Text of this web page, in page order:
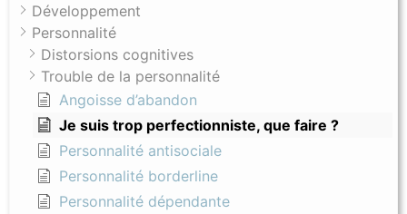
Développement
Personnalité
Distorsions cognitives
Trouble de la personnalité
Angoisse d’abandon
Je suis trop perfectionniste, que faire ?
Personnalité antisociale
Personnalité borderline
Personnalité dépendante
Le perfectionnisme est intimement liés à nos croyances
sur le monde